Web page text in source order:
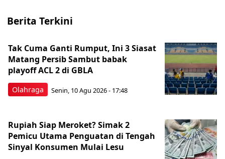
Berita Terkini
Olahraga
Tak Cuma Ganti Rumput, Ini 3 Siasat
Matang Persib Sambut babak
playoff ACL 2 di GBLA
Senin, 10 Agu 2026 - 17:48
Rupiah Siap Meroket? Simak 2
Pemicu Utama Penguatan di Tengah
Sinyal Konsumen Mulai Lesu